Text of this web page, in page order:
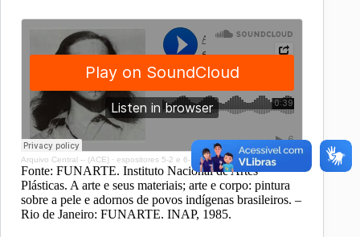
Arquivo Central – (ACE) · espositores 5-2 e 6-2
Fonte: FUNARTE. Instituto Nacional de Artes
Plásticas. A arte e seus materiais; arte e corpo: pintura
sobre a pele e adornos de povos indígenas brasileiros. –
Rio de Janeiro: FUNARTE. INAP, 1985.